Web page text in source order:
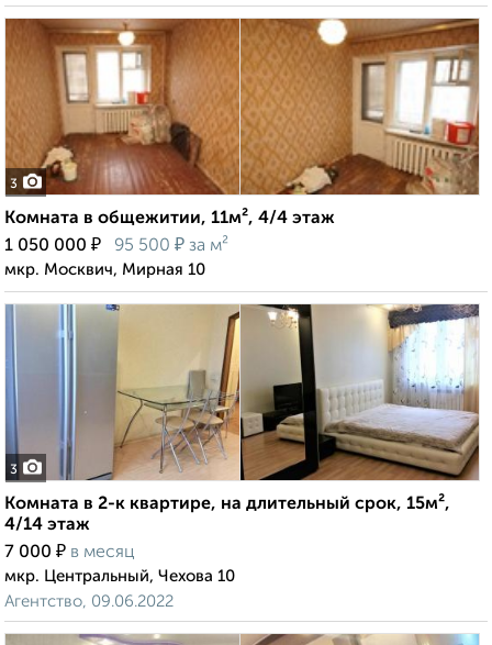
3
Комната в общежитии, 11м², 4/4 этаж
1 050 000 ₽ 95 500 ₽ за м²
мкр. Москвич, Мирная 10
3
Комната в 2-к квартире, на длительный срок, 15м²,
4/14 этаж
7 000 ₽ в месяц
мкр. Центральный, Чехова 10
Агентство, 09.06.2022